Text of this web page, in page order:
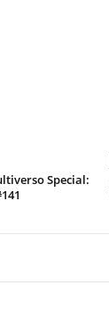
Special: